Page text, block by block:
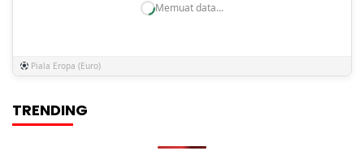
Memuat data...
Piala Eropa (Euro)
TRENDING